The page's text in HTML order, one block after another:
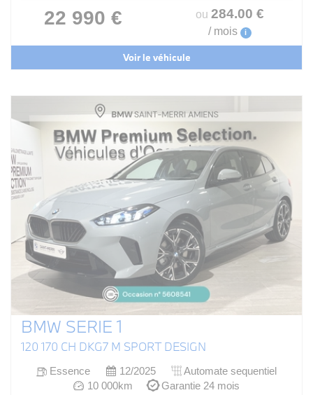
22 990 € ou 284.00 €
/ mois i
Voir le véhicule
BMW SERIE 1
120 170 CH DKG7 M SPORT DESIGN
Essence 12/2025
Automate sequentiel
10 000km
Garantie 24 mois